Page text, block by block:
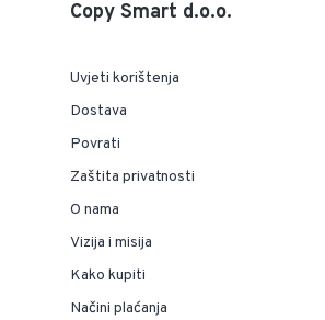
Copy Smart d.o.o.
Uvjeti korištenja
Dostava
Povrati
Zaštita privatnosti
O nama
Vizija i misija
Kako kupiti
Načini plaćanja